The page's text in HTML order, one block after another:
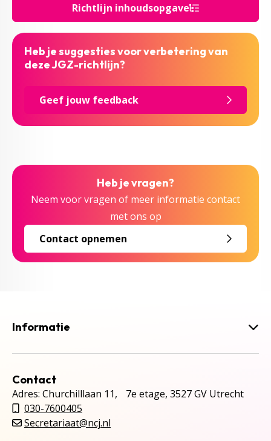
Richtlijn inhoudsopgave
Heb je suggesties voor verbetering van
deze JGZ-richtlijn?
Geef jouw feedback
Heb je vragen?
Neem voor vragen of meer informatie contact
met ons op
Contact opnemen
Informatie
Contact
Adres: Churchilllaan 11, 7e etage, 3527 GV Utrecht
030-7600405
Secretariaat@ncj.nl